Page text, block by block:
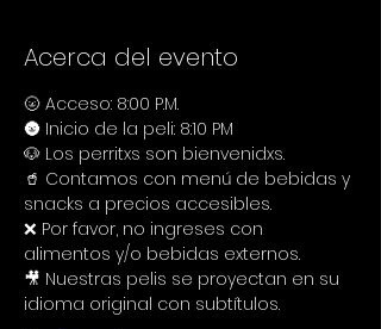
Acerca del evento
🌝 Acceso: 8:00 P.M.
🌚 Inicio de la peli: 8:10 PM
🐶 Los perritxs son bienvenidxs.
🥤 Contamos con menú de bebidas y
snacks a precios accesibles.
❌ Por favor, no ingreses con
alimentos y/o bebidas externos.
🎥 Nuestras pelis se proyectan en su
idioma original con subtítulos.